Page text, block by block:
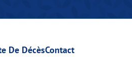
De DécèsContact